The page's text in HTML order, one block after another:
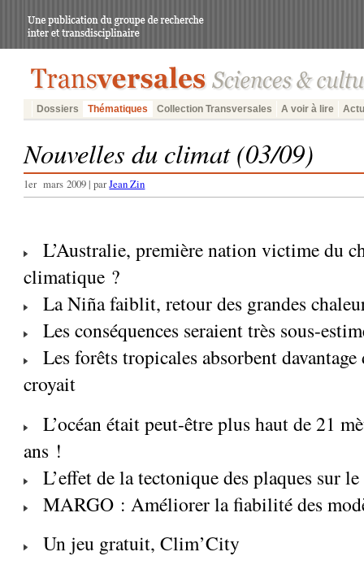
Dossiers Thématiques Collection Transversales A voir à lire
Nouvelles du climat (03/09)
1er mars 2009 | parJean Zin
L’Australie, première nation victime du
climatique ?
La Niña faiblit, retour des grandes
Les conséquences seraient très sous-
Les forêts tropicales absorbent
croyait
L’océan était peut-être plus haut de 21
ans !
L’effet de la tectonique des plaques sur
MARGO : Améliorer la fiabilité des
Un jeu gratuit, Clim’City